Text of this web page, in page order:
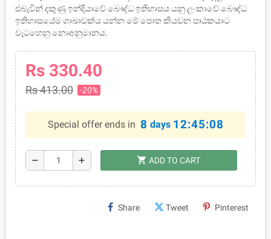
එබැවින් දකුණු ඉන්දියාවේ බෞද්ධ ඉතිහාසය යනු ලංකාවේ බෞද්ධ
ඉතිහාසයේම ශාඛාවක්ය යන්න මේ පොත කියවන පාඨකයාට
වැටහෙනු නොඅනුමානය.
Rs 330.40
Rs 413.00 -20%
Special offer ends in 8 days 12:45:08
remove add shopping_cart ADD TO CART
Share Tweet Pinterest